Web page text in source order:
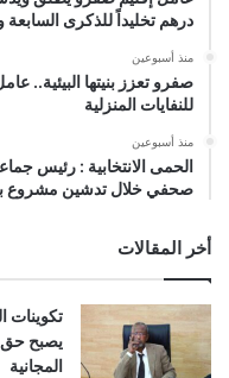
درهم تخليداً للذكرى
منذ أسبوعين
صفرو تعزز بنيتها البيئية..
للنفايات المنزلية
منذ أسبوعين
الحمى الانتخابية : رئيس
صحفي خلال تدشين مشروع
أخر المقالات
تكوينات
يصبح حق
المجانية